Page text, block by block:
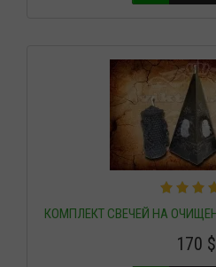
КОМПЛЕКТ СВЕЧЕЙ НА
170 $